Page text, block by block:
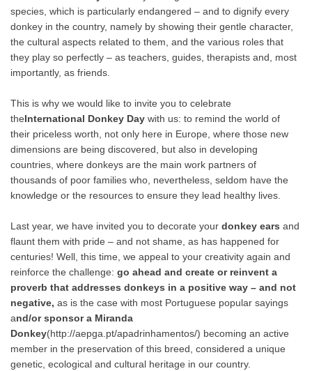
species, which is particularly endangered – and to dignify every
donkey in the country, namely by showing their gentle character,
the cultural aspects related to them, and the various roles that
they play so perfectly – as teachers, guides, therapists and, most
importantly, as friends.
This is why we would like to invite you to celebrate
theInternational Donkey Day with us: to remind the world of
their priceless worth, not only here in Europe, where those new
dimensions are being discovered, but also in developing
countries, where donkeys are the main work partners of
thousands of poor families who, nevertheless, seldom have the
knowledge or the resources to ensure they lead healthy lives.
Last year, we have invited you to decorate your donkey ears and
flaunt them with pride – and not shame, as has happened for
centuries! Well, this time, we appeal to your creativity again and
reinforce the challenge: go ahead and create or reinvent a
proverb that addresses donkeys in a positive way – and not
negative, as is the case with most Portuguese popular sayings
and/or sponsor a Miranda
Donkey(http://aepga.pt/apadrinhamentos/) becoming an active
member in the preservation of this breed, considered a unique
genetic, ecological and cultural heritage in our country.